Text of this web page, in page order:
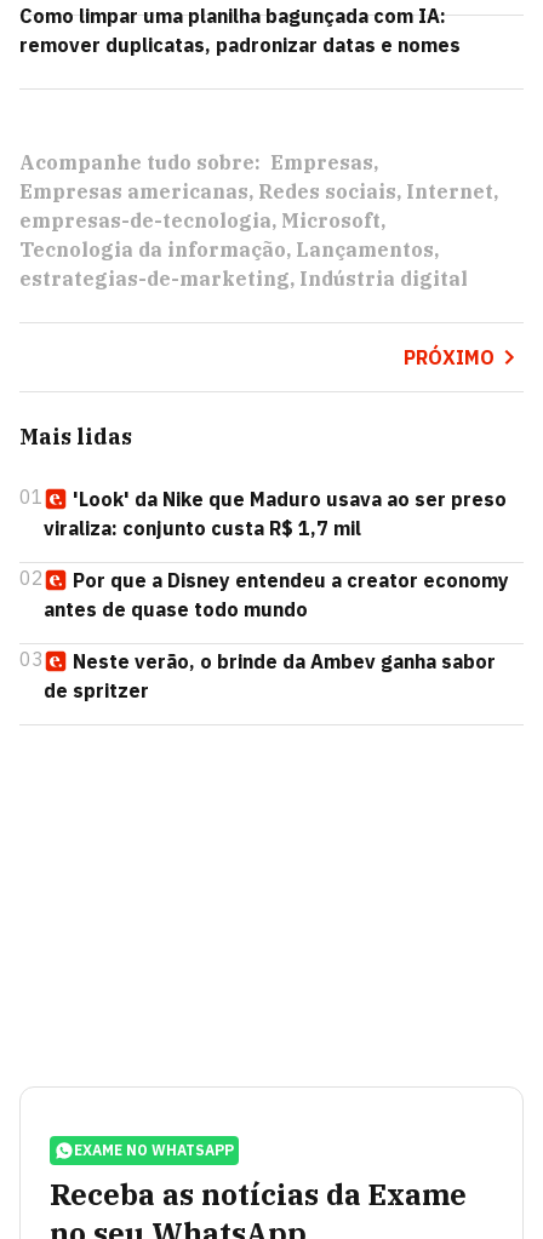
Como limpar uma planilha bagunçada com IA:
remover duplicatas, padronizar datas e nomes
Acompanhe tudo sobre: Empresas
Empresas americanas Redes sociais Internet
empresas-de-tecnologia Microsoft
Tecnologia da informação Lançamentos
estrategias-de-marketing Indústria digital
PRÓXIMO
Mais lidas
01
'Look' da Nike que Maduro usava ao ser preso
viraliza: conjunto custa R$ 1,7 mil
02
Por que a Disney entendeu a creator economy
antes de quase todo mundo
03
Neste verão, o brinde da Ambev ganha sabor
de spritzer
EXAME NO WHATSAPP
Receba as notícias da Exame